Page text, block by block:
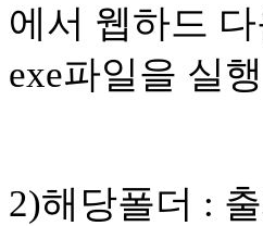
에서 웹하드
exe파일을 실행
2)해당폴더 :